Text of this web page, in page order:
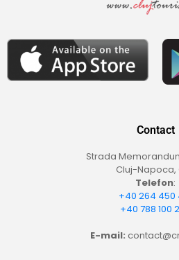
Contact
Strada
Cluj-Napoca,
Telefon:
+40 264 450
+40 788 100
E-mail: